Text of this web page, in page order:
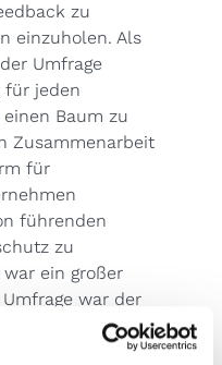
zu
einzuholen. Als
Umfrage
für jeden
Baum zu
Zusammenarbeit
für
führenden
zu
ein großer
war der
über 1.000 Bäume